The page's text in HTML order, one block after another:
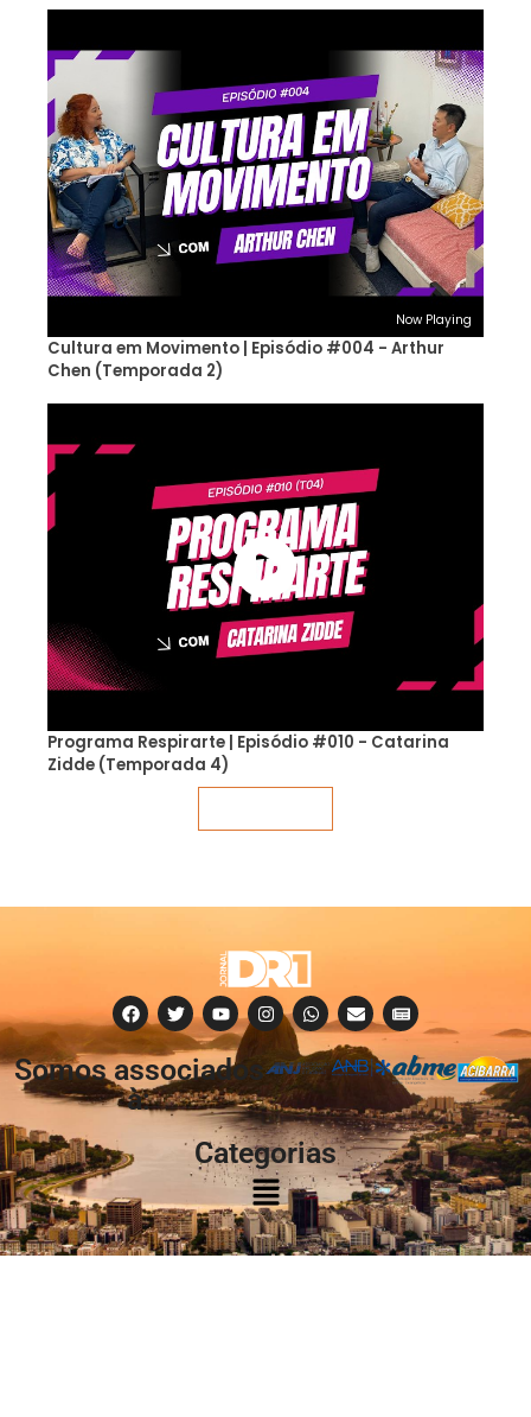
Now Playing
Cultura em Movimento | Episódio #004 - Arthur
Chen (Temporada 2)
Programa Respirarte | Episódio #010 - Catarina
Zidde (Temporada 4)
Somos associados
à:
Categorias